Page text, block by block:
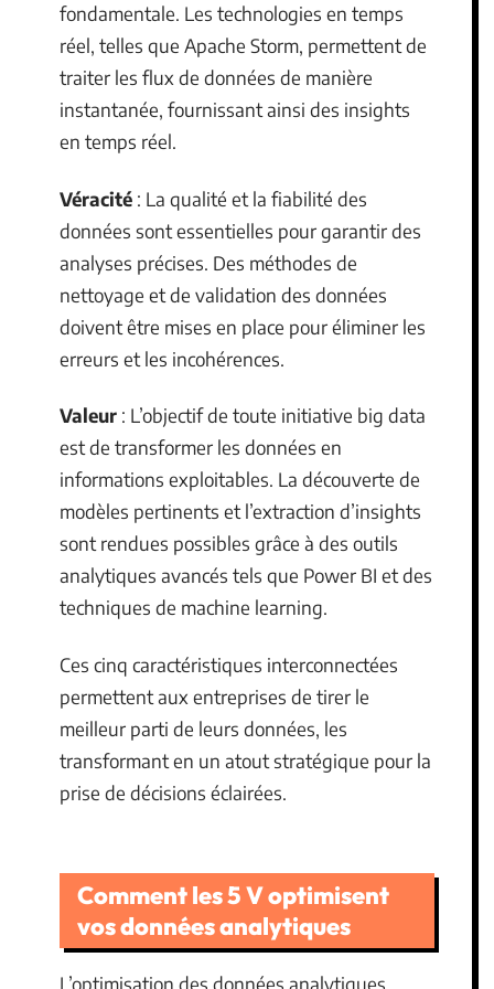
fondamentale. Les technologies en temps
réel, telles que Apache Storm, permettent de
traiter les flux de données de manière
instantanée, fournissant ainsi des insights
en temps réel.
Véracité : La qualité et la fiabilité des
données sont essentielles pour garantir des
analyses précises. Des méthodes de
nettoyage et de validation des données
doivent être mises en place pour éliminer les
erreurs et les incohérences.
Valeur : L’objectif de toute initiative big data
est de transformer les données en
informations exploitables. La découverte de
modèles pertinents et l’extraction d’insights
sont rendues possibles grâce à des outils
analytiques avancés tels que Power BI et des
techniques de machine learning.
Ces cinq caractéristiques interconnectées
permettent aux entreprises de tirer le
meilleur parti de leurs données, les
transformant en un atout stratégique pour la
prise de décisions éclairées.
Comment les 5 V optimisent
vos données analytiques
L’optimisation des données analytiques